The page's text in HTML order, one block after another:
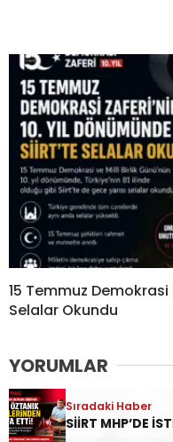
15 Temmuz Demokrasi
Selalar Okundu
YORUMLAR
Bir yanıt yazın
Sıradaki Haber